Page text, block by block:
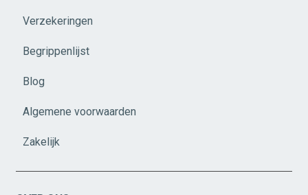
Verzekeringen
Begrippenlijst
Blog
Algemene voorwaarden
Zakelijk